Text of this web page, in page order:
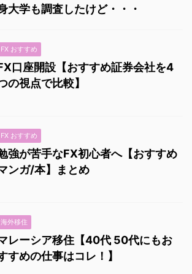
大学も調査したけど・・・
FX おすすめ
口座開設【おすすめ証券会社を4
の視点で比較】
FX おすすめ
強が苦手なFX初心者へ【おすすめ
ンガ/本】まとめ
海外移住
レーシア移住【40代 50代にもお
すめの仕事はコレ！】